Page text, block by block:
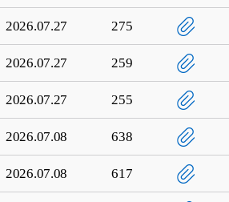
2026.07.27 275
2026.07.27 259
2026.07.27 255
2026.07.08 638
2026.07.08 617